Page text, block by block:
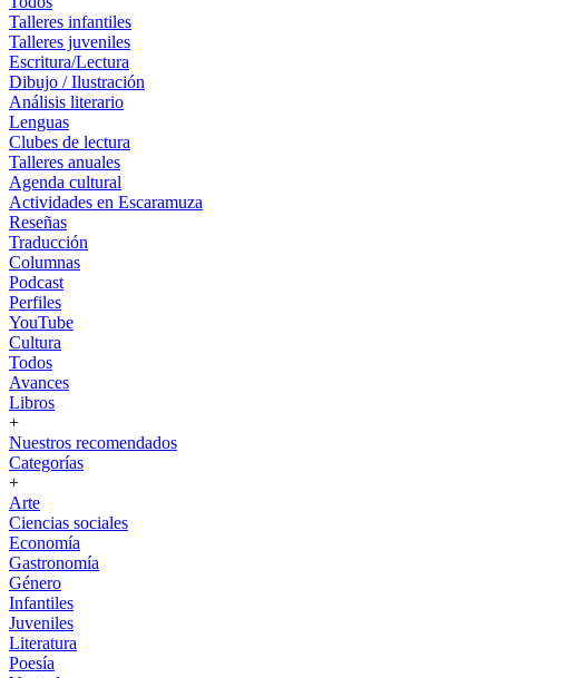
Talleres infantiles
Talleres juveniles
Escritura/Lectura
Dibujo / Ilustración
Análisis literario
Lenguas
Clubes de lectura
Talleres anuales
Agenda cultural
Actividades en Escaramuza
Reseñas
Traducción
Columnas
Podcast
Perfiles
YouTube
Cultura
Todos
Avances
Libros
+
Nuestros recomendados
Categorías
+
Arte
Ciencias sociales
Economía
Gastronomía
Género
Infantiles
Juveniles
Literatura
Poesía